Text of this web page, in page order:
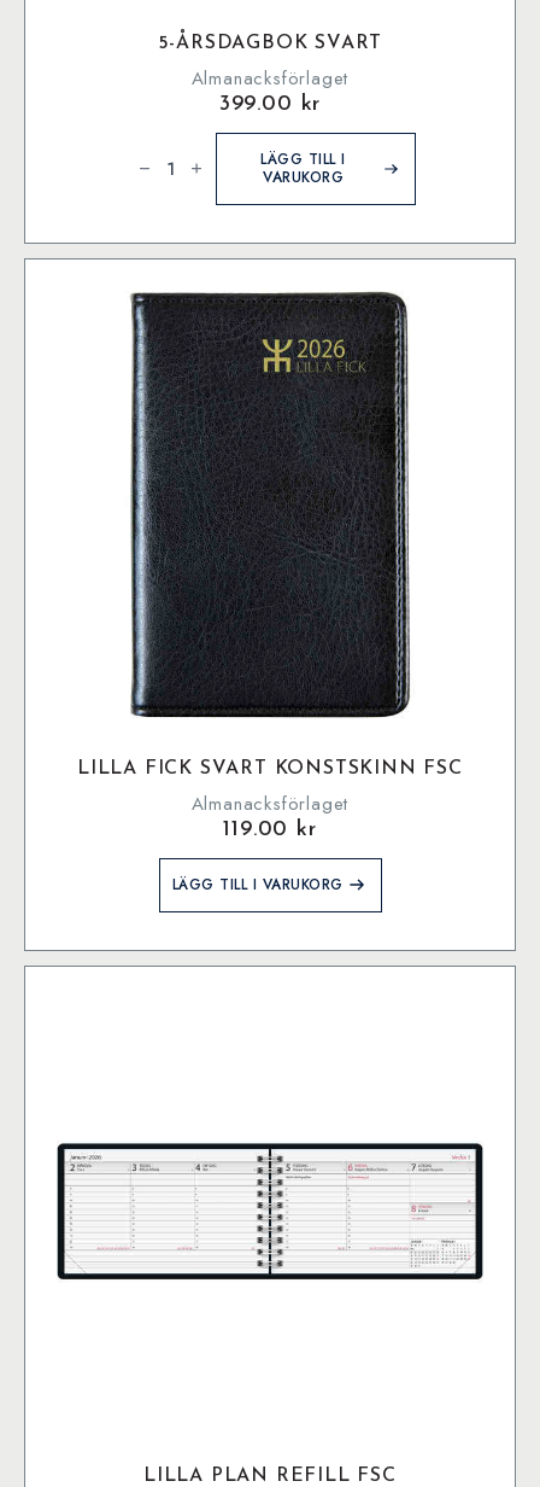
5-ÅRSDAGBOK SVART
Almanacksförlaget
399.00 kr
årsdagbok
Svart
LÄGG TILL I
VARUKORG
LILLA FICK SVART KONSTSKINN FSC
Almanacksförlaget
119.00 kr
LÄGG TILL I VARUKORG
LILLA PLAN REFILL FSC